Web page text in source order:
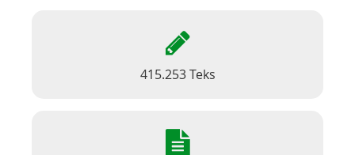
415.253 Teks